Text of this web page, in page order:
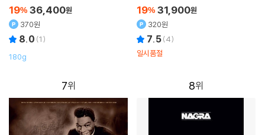
19% 36,400원
370원
8.0 (1)
180g
19% 31,900원
320원
7.5(4)
일시품절
7 8